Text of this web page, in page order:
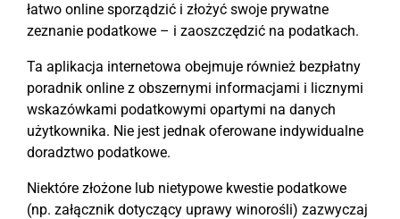
łatwo online sporządzić i złożyć swoje prywatne
zeznanie podatkowe – i zaoszczędzić na podatkach.
Ta aplikacja internetowa obejmuje również bezpłatny
poradnik online z obszernymi informacjami i licznymi
wskazówkami podatkowymi opartymi na danych
użytkownika. Nie jest jednak oferowane indywidualne
doradztwo podatkowe.
Niektóre złożone lub nietypowe kwestie podatkowe
(np. załącznik dotyczący uprawy winorośli) zazwyczaj